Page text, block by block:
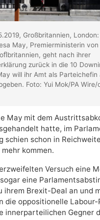
Großbritannien, London:
May, Premierministerin von
geht nach ihrer
zurück in die 10
will ihr Amt als Parteichefin
Foto: Yui Mok/PA Wire/
May mit dem
hatte, im
schien schon in
kommen.
Versuch eine
eine
ihrem Brexit-Deal an und
die oppositionelle
innerparteilichen Gegner